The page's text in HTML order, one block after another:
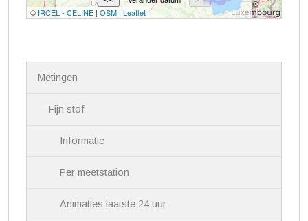
Metingen
Fijn stof
Informatie
Per meetstation
Animaties laatste 24 uur